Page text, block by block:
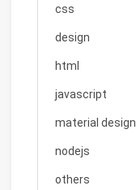
css
design
html
javascript
material design
nodejs
others